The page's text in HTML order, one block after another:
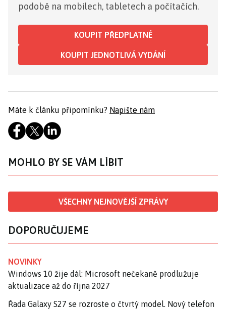
podobě na mobilech, tabletech a počítačích.
KOUPIT PŘEDPLATNÉ
KOUPIT JEDNOTLIVÁ VYDÁNÍ
Máte k článku připomínku? Napište nám
MOHLO BY SE VÁM LÍBIT
VŠECHNY NEJNOVĚJŠÍ ZPRÁVY
DOPORUČUJEME
NOVINKY
Windows 10 žije dál: Microsoft nečekaně prodlužuje
aktualizace až do října 2027
Řada Galaxy S27 se rozroste o čtvrtý model. Nový telefon